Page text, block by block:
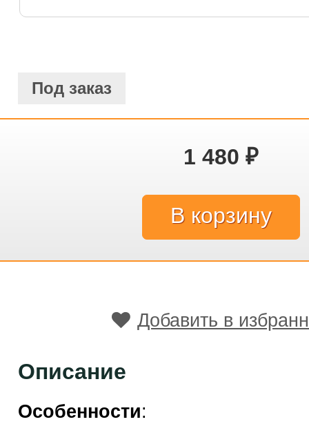
Под заказ
1 480 ₽
Добавить в
Описание
Особенности: